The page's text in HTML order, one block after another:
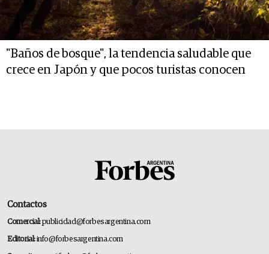
"Baños de bosque", la tendencia saludable que
crece en Japón y que pocos turistas conocen
Contactos
Comercial:publicidad@forbesargentina.com
Editorial:info@forbesargentina.com